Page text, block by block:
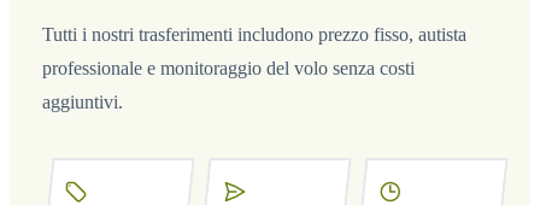
Tutti i nostri trasferimenti includono prezzo fisso, autista
professionale e monitoraggio del volo senza costi
aggiuntivi.